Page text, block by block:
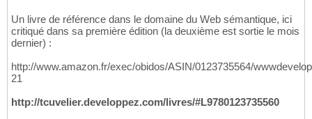
Un livre de référence dans le domaine du Web sémantique, ici
critiqué dans sa première édition (la deuxième est sortie le mois
dernier) :
http://www.amazon.fr/exec/obidos/ASIN/0123735564/
21
http://tcuvelier.developpez.com/livres/#L9780123735560